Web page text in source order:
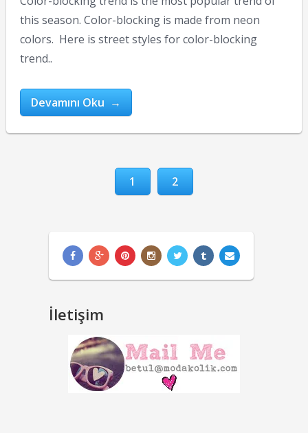
this season. Color-blocking is made from neon
colors. Here is street styles for color-blocking
trend..
Devamını Oku →
1 2
İletişim